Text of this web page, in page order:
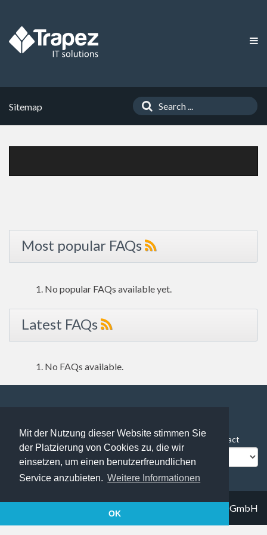
Mit der Nutzung dieser Website stimmen Sie
der Platzierung von Cookies zu, die wir
einsetzen, um einen benutzerfreundlichen
Service anzubieten. Weitere Informationen
OK
Sitemap
Most popular FAQs
No popular FAQs available yet.
Latest FAQs
No FAQs available.
FAQ Overview
Sitemap FAQ Glossary
Contact
Datenschutz
© 2019 Trapez IT solutions GmbH